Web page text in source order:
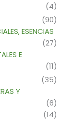
(4)
(90)
ESENCIAS
(27)
E
(11)
(35)
Y
(6)
(14)